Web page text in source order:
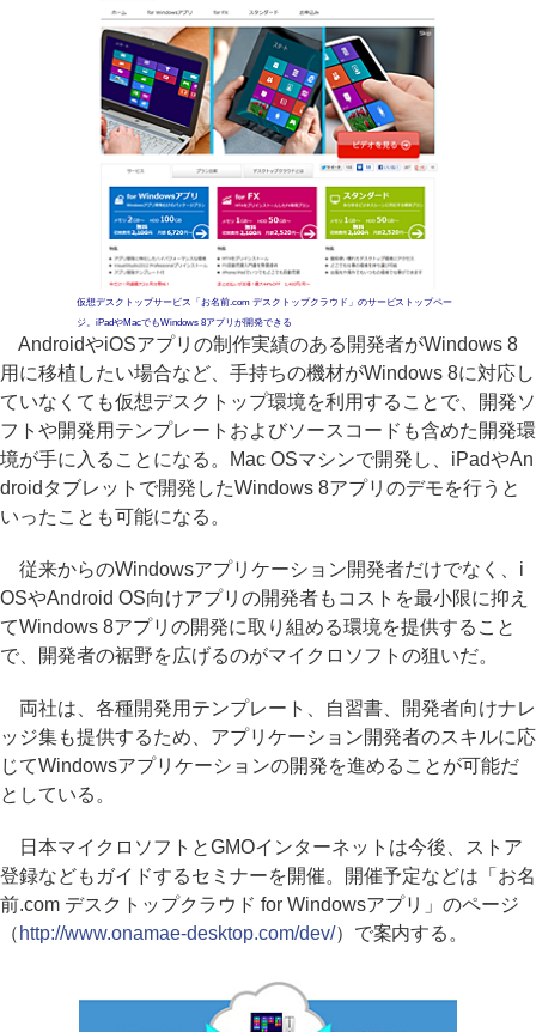
仮想デスクトップサービス「お名前.com デスクトップクラウド」のサービストップペー
ジ。iPadやMacでもWindows 8アプリが開発できる
AndroidやiOSアプリの制作実績のある開発者がWindows 8
用に移植したい場合など、手持ちの機材がWindows 8に対応し
ていなくても仮想デスクトップ環境を利用することで、開発ソ
フトや開発用テンプレートおよびソースコードも含めた開発環
境が手に入ることになる。Mac OSマシンで開発し、iPadやAn
droidタブレットで開発したWindows 8アプリのデモを行うと
いったことも可能になる。
従来からのWindowsアプリケーション開発者だけでなく、i
OSやAndroid OS向けアプリの開発者もコストを最小限に抑え
てWindows 8アプリの開発に取り組める環境を提供すること
で、開発者の裾野を広げるのがマイクロソフトの狙いだ。
両社は、各種開発用テンプレート、自習書、開発者向けナレ
ッジ集も提供するため、アプリケーション開発者のスキルに応
じてWindowsアプリケーションの開発を進めることが可能だ
としている。
日本マイクロソフトとGMOインターネットは今後、ストア
登録などもガイドするセミナーを開催。開催予定などは「お名
前.com デスクトップクラウド for Windowsアプリ」のページ
（ http://www.onamae-desktop.com/dev/）で案内する。